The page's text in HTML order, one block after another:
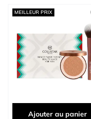
MEILLEUR PRIX
Ajouter au panier